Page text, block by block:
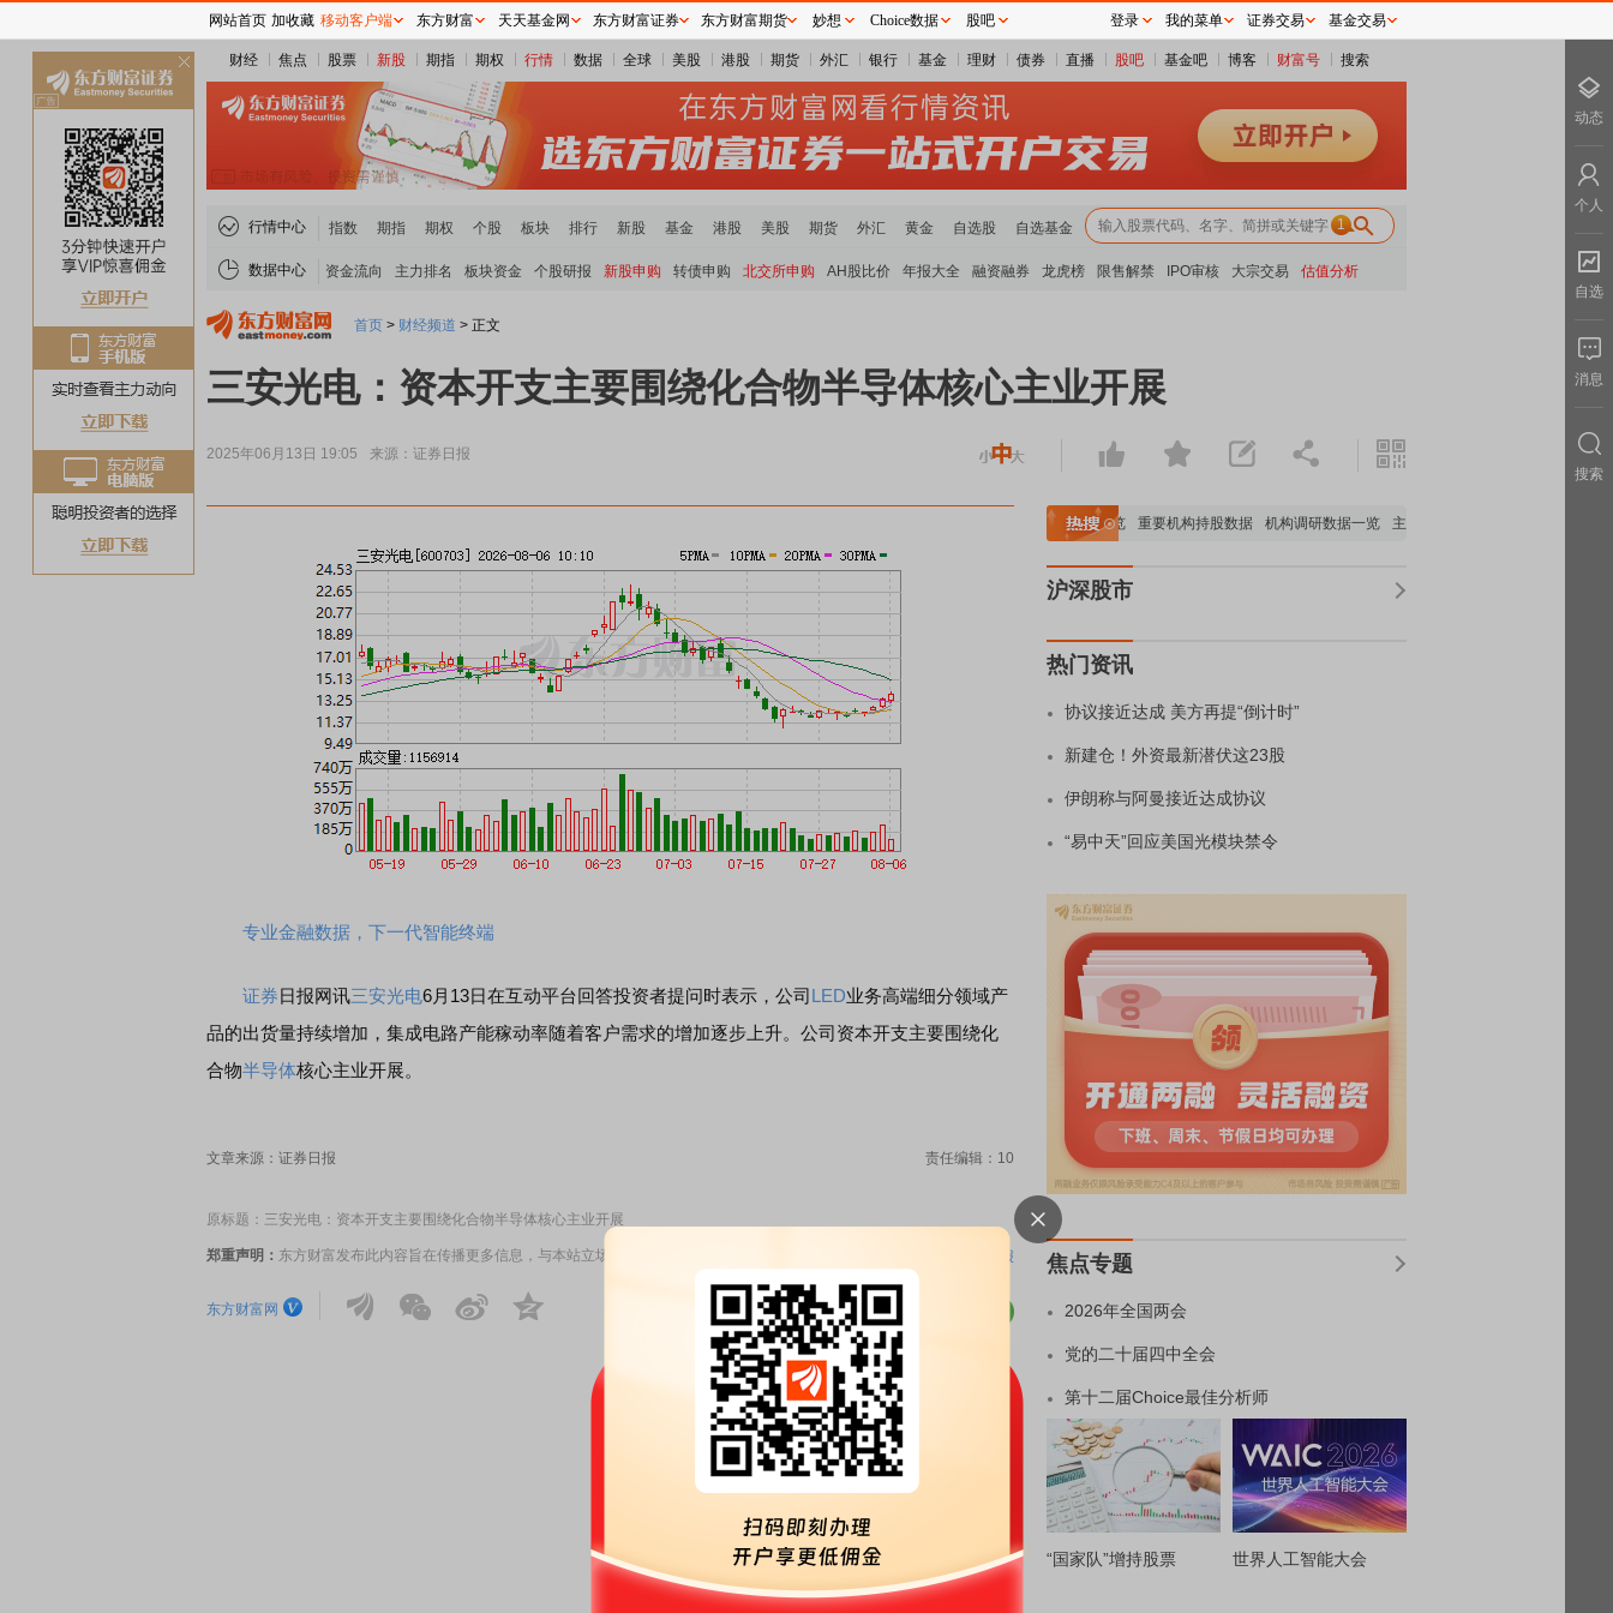
财经 焦点 股票 新股 期指 期权 行情 数据 全球 美股 港股 期货 外汇 银行 基金 理财 债券 直播 股吧 基金吧 博客 财富号 搜索
行情中心 指数 期指 期权 个股 板块 排行 新股 基金 港股 美股 期货 外汇 黄金 自选股 自选基金 1
数据中心 资金流向 主力排名 板块资金 个股研报 新股申购 转债申购 北交所申购 AH股比价 年报大全 融资融券 龙虎榜 限售解禁 IPO审核 大宗交易 估值分析
首页 > 财经频道 > 正文
三安光电：资本开支主要围绕化合物半导体核心主业开展
2025年06月13日 19:05 来源：证券日报
专业金融数据，下一代智能终端
证券日报网讯三安光电6月13日在互动平台回答投资者提问时表示，公司LED业务高端细分领域产
品的出货量持续增加，集成电路产能稼动率随着客户需求的增加逐步上升。公司资本开支主要围绕化
合物半导体核心主业开展。
文章来源：证券日报 责任编辑：10
原标题：三安光电：资本开支主要围绕化合物半导体核心主业开展
郑重声明： 东方财富发布此内容旨在传播更多信息，与本站立场无关，不构成投资建议。据此操作，风险自担。 举报
东方财富网
A股估值分析全览 重要机构持股数据 机构调研数据一览 主力最新动向
沪深股市
热门资讯
协议接近达成 美方再提“倒计时”
新建仓！外资最新潜伏这23股
伊朗称与阿曼接近达成协议
“易中天”回应美国光模块禁令
焦点专题
2026年全国两会
党的二十届四中全会
第十二届Choice最佳分析师
“国家队”增持股票 世界人工智能大会
网站首页 加收藏 移动客户端 东方财富 天天基金网 东方财富证券 东方财富期货 妙想 Choice数据 股吧 登录 我的菜单 证券交易 基金交易
动态
个人
自选
消息
搜索
关